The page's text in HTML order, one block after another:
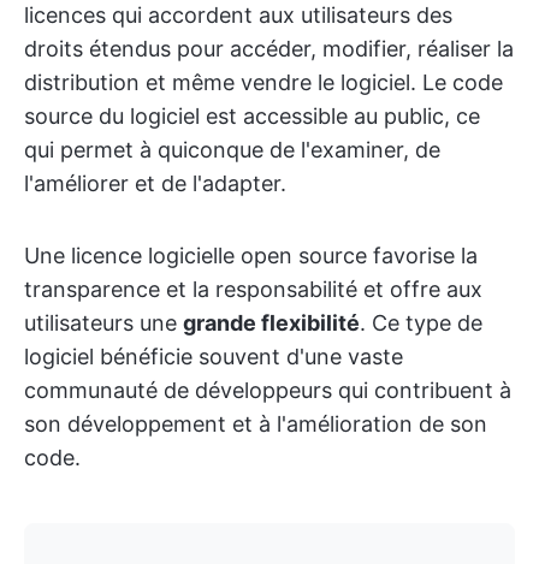
licences qui accordent aux utilisateurs des
droits étendus pour accéder, modifier, réaliser la
distribution et même vendre le logiciel. Le code
source du logiciel est accessible au public, ce
qui permet à quiconque de l'examiner, de
l'améliorer et de l'adapter.
Une licence logicielle open source favorise la
transparence et la responsabilité et offre aux
utilisateurs une grande flexibilité. Ce type de
logiciel bénéficie souvent d'une vaste
communauté de développeurs qui contribuent à
son développement et à l'amélioration de son
code.